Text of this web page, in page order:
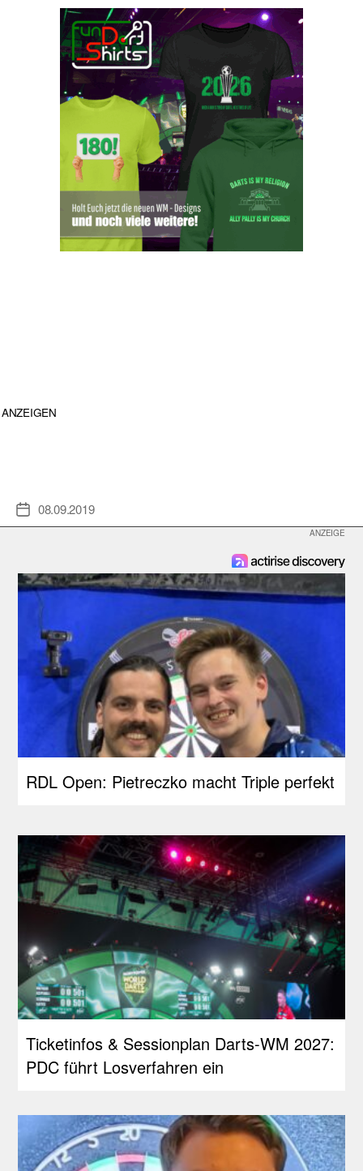
ANZEIGEN
Veröffentlichungsdatum
08.09.2019
RDL Open: Pietreczko macht Triple perfekt
Ticketinfos & Sessionplan Darts-WM 2027:
PDC führt Losverfahren ein